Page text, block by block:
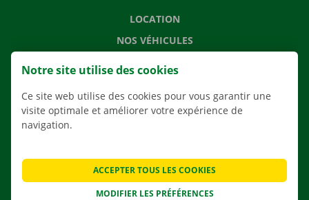
LOCATION
NOS VÉHICULES
APPLI
CONTACTEZ NOUS
Notre site utilise des cookies
Ce site web utilise des cookies pour vous garantir une
visite optimale et améliorer votre expérience de
navigation.
MODIFIER LES PRÉFÉRENCES
ACCEPTER TOUS LES COOKIES